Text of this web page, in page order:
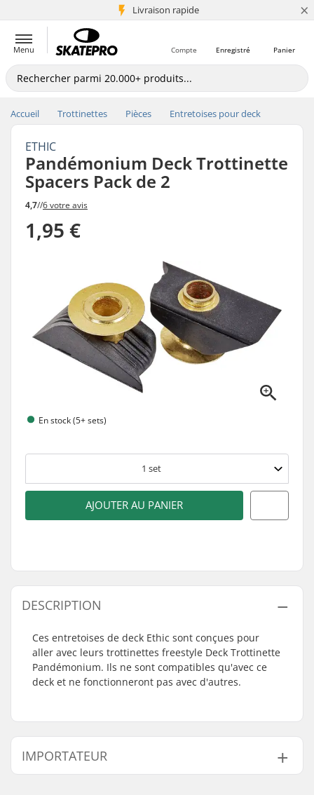
Livraison rapide
+5 mio de clients ×
Menu Panier
Enregistré
Compte
Accueil Trottinettes Pièces Entretoises pour deck
ETHIC
Pandémonium Deck Trottinette
Spacers Pack de 2
4,7//6 votre avis
1,95 €
En stock (5+ sets)
1 set
AJOUTER AU PANIER
DESCRIPTION
Ces entretoises de deck Ethic sont conçues pour
aller avec leurs trottinettes freestyle Deck Trottinette
Pandémonium. Ils ne sont compatibles qu'avec ce
deck et ne fonctionneront pas avec d'autres.
IMPORTATEUR